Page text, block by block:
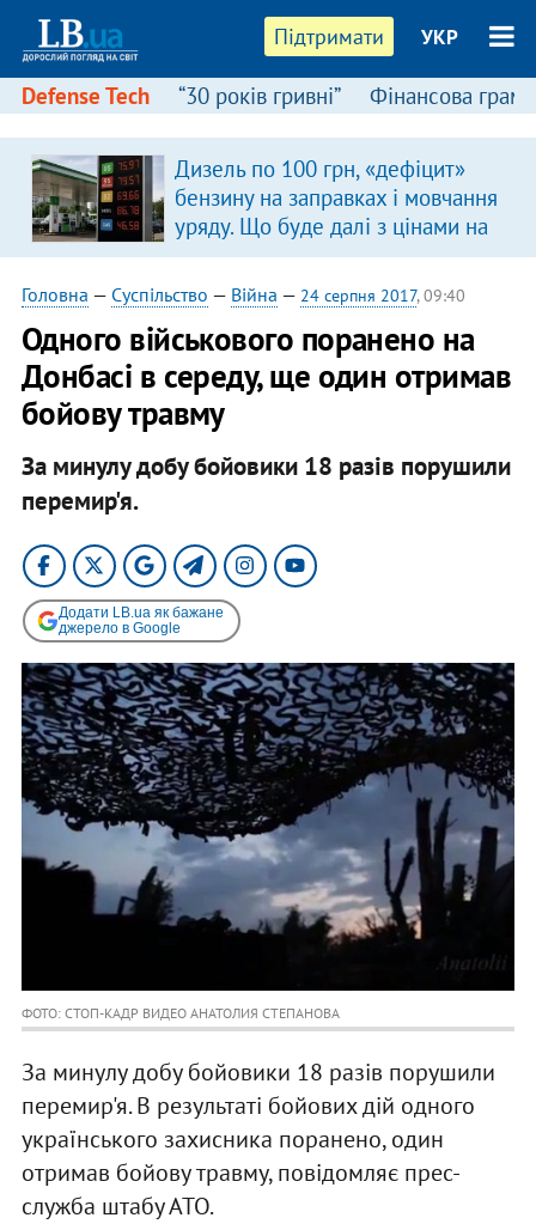
Підтримати УКР
Defense Tech “30 років гривні” Фінансова
Дизель по 100 грн, «дефіцит»
бензину на заправках і мовчання
уряду. Що буде далі з цінами на
пальне?
Головна — Суспільство — Війна — 24 серпня 2017, 09:40
Одного військового поранено на
Донбасі в середу, ще один отримав
бойову травму
За минулу добу бойовики 18 разів порушили
перемир'я.
Додати LB.ua як бажане
джерело в Google
ФОТО: СТОП-КАДР ВИДЕО АНАТОЛИЯ СТЕПАНОВА
За минулу добу бойовики 18 разів порушили
перемир'я. В результаті бойових дій одного
українського захисника поранено, один
отримав бойову травму, повідомляє прес-
служба штабу АТО.